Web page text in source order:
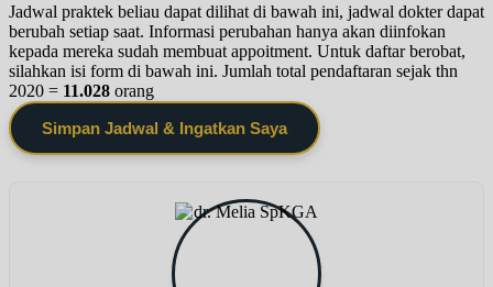
Jadwal praktek beliau dapat dilihat di bawah ini, jadwal dokter dapat
berubah setiap saat. Informasi perubahan hanya akan diinfokan
kepada mereka sudah membuat appoitment. Untuk daftar berobat,
silahkan isi form di bawah ini. Jumlah total pendaftaran sejak thn
2020 = 11.028 orang
Simpan Jadwal & Ingatkan Saya